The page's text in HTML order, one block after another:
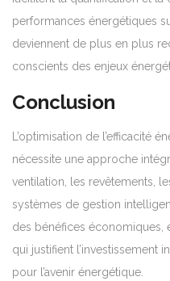
performances énergétiques
deviennent de plus en plus
conscients des enjeux
Conclusion
L’optimisation de l’efficacité
nécessite une approche
ventilation, les revêtements,
systèmes de gestion
des bénéfices économiques,
qui justifient l’investissement
pour l’avenir énergétique.